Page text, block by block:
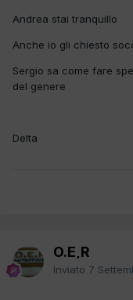
Andrea stai tranquillo
Anche io gli chiesto
Sergio sa come fare
del genere
Delta
O.E,R
Inviato 7